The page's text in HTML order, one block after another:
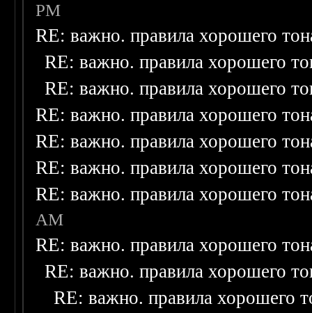
PM
RE: важно. правила хорошего
RE: важно. правила хорошего
RE: важно. правила хорошего
RE: важно. правила хорошего
RE: важно. правила хорошего
RE: важно. правила хорошего
RE: важно. правила хорошего
AM
RE: важно. правила хорошего
RE: важно. правила хорошего
RE: важно. правила хорошего